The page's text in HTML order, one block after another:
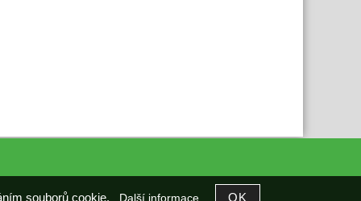
souborů cookie. Další informace